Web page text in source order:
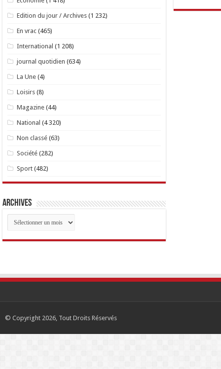
Edition du jour / Archives (1 232)
En vrac (465)
International (1 208)
journal quotidien (634)
La Une (4)
Loisirs (8)
Magazine (44)
National (4 320)
Non classé (63)
Société (282)
Sport (482)
Archives
Archives
© Copyright 2026, Tout Droits Réservés